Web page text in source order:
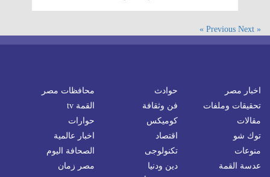
« Previous
Next »
اخبار مصر حوادث
محافظات مصر
تحقيقات وملفات
فن وثقافة
القمة tv
مقالات
كوميكس
حوارات
توك شو
اقتصاد
اخبار عالمية
منوعات
تكنولوجى
الصحافة اليوم
عدسة القمة
دين ودنيا
مصر زمان